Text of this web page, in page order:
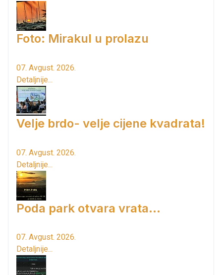
Foto: Mirakul u prolazu
07. Avgust. 2026.
Detaljnije...
Velje brdo- velje cijene kvadrata!
07. Avgust. 2026.
Detaljnije...
Poda park otvara vrata...
07. Avgust. 2026.
Detaljnije...